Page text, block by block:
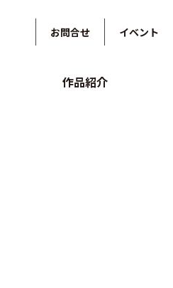
お問合せ イベント
作品紹介